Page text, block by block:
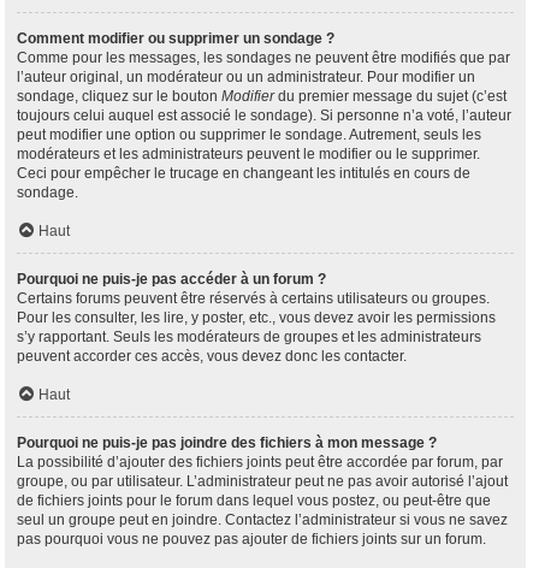
Comment modifier ou supprimer un sondage ?
Comme pour les messages, les sondages ne peuvent être modifiés que par
l’auteur original, un modérateur ou un administrateur. Pour modifier un
sondage, cliquez sur le bouton Modifierdu premier message du sujet (c’est
toujours celui auquel est associé le sondage). Si personne n’a voté, l’auteur
peut modifier une option ou supprimer le sondage. Autrement, seuls les
modérateurs et les administrateurs peuvent le modifier ou le supprimer.
Ceci pour empêcher le trucage en changeant les intitulés en cours de
sondage.
Haut
Pourquoi ne puis-je pas accéder à un forum ?
Certains forums peuvent être réservés à certains utilisateurs ou groupes.
Pour les consulter, les lire, y poster, etc., vous devez avoir les permissions
s’y rapportant. Seuls les modérateurs de groupes et les administrateurs
peuvent accorder ces accès, vous devez donc les contacter.
Haut
Pourquoi ne puis-je pas joindre des fichiers à mon message ?
La possibilité d’ajouter des fichiers joints peut être accordée par forum, par
groupe, ou par utilisateur. L’administrateur peut ne pas avoir autorisé l’ajout
de fichiers joints pour le forum dans lequel vous postez, ou peut-être que
seul un groupe peut en joindre. Contactez l’administrateur si vous ne savez
pas pourquoi vous ne pouvez pas ajouter de fichiers joints sur un forum.